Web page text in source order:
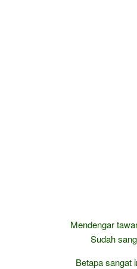
Mendengar
Sudah
Betapa sangat